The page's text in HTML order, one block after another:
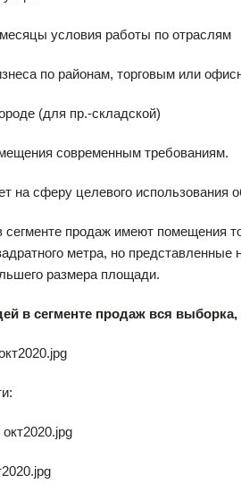
условия работы по отраслям
по районам, торговым или
(для пр.-складской)
современным требованиям.
на сферу целевого использования
продаж имеют помещения
метра, но
размера площади.
в сегменте продаж вся